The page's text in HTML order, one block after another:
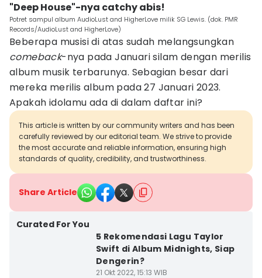
"Deep House"-nya catchy abis!
Potret sampul album AudioLust and HigherLove milik SG Lewis. (dok. PMR
Records/AudioLust and HigherLove)
Beberapa musisi di atas sudah melangsungkan
comeback-nya pada Januari silam dengan merilis
album musik terbarunya. Sebagian besar dari
mereka merilis album pada 27 Januari 2023.
Apakah idolamu ada di dalam daftar ini?
This article is written by our community writers and has been
carefully reviewed by our editorial team. We strive to provide
the most accurate and reliable information, ensuring high
standards of quality, credibility, and trustworthiness.
Share Article
Curated For You
5 Rekomendasi Lagu Taylor
Swift di Album Midnights, Siap
Dengerin?
21 Okt 2022, 15:13 WIB